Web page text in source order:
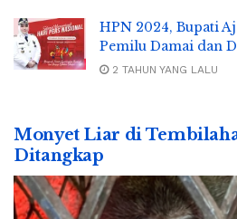
HPN 2024, Bupati
Pemilu Damai dan
2 TAHUN YANG LALU
Monyet Liar di
Ditangkap